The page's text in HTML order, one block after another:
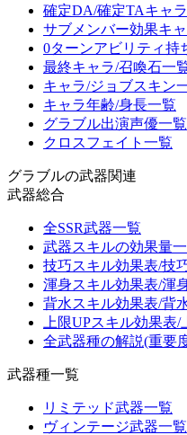
確定DA/確定TAキャ
サブメンバー効果キ
0ターンアビリティ持
最終キャラ/召喚石一
キャラ/ジョブスキン
キャラ年齢/身長一覧
グラブル出演声優一覧
クロスフェイト一覧
グラブルの武器関連
武器総合
全SSR武器一覧
武器スキルの効果量
技巧スキル効果表/技
渾身スキル効果表/渾
背水スキル効果表/背
上限UPスキル効果表
全武器種の解説(重要
武器種一覧
リミテッド武器一覧
ヴィンテージ武器一覧